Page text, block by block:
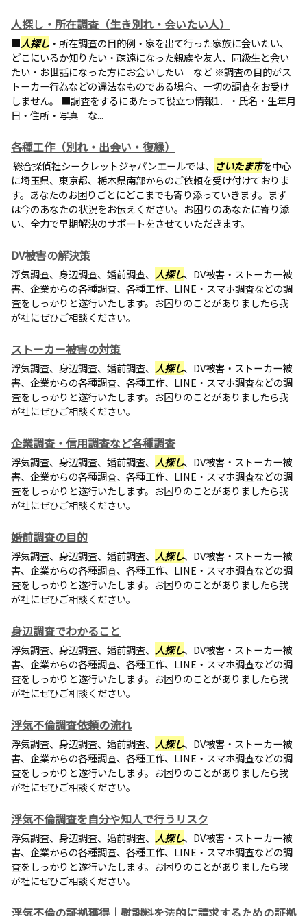
人探し・所在調査（生き別れ・会いたい人）
■人探し ・所在調査の目的例・家を出て行った家族に会いたい、
どこにいるか知りたい・疎遠になった親族や友人、同級生と会い
たい・お世話になった方にお会いしたい など ※調査の目的がス
トーカー行為などの違法なものである場合、一切の調査をお受け
しません。 ■調査をするにあたって役立つ情報1．・氏名・生年月
日・住所・写真 な...
各種工作（別れ・出会い・復縁）
総合探偵社シークレットジャパンエールでは、 さいたま市を中心
に埼玉県、東京都、栃木県南部からのご依頼を受け付けておりま
す。あなたのお困りごとにどこまでも寄り添っていきます。まず
は今のあなたの状況をお伝えください。お困りのあなたに寄り添
い、全力で早期解決のサポートをさせていただきます。
DV被害の解決策
浮気調査、身辺調査、婚前調査、 人探し、DV被害・ストーカー被
害、企業からの各種調査、各種工作、LINE・スマホ調査などの調
査をしっかりと遂行いたします。お困りのことがありましたら我
が社にぜひご相談ください。
ストーカー被害の対策
浮気調査、身辺調査、婚前調査、 人探し、DV被害・ストーカー被
害、企業からの各種調査、各種工作、LINE・スマホ調査などの調
査をしっかりと遂行いたします。お困りのことがありましたら我
が社にぜひご相談ください。
企業調査・信用調査など各種調査
浮気調査、身辺調査、婚前調査、 人探し、DV被害・ストーカー被
害、企業からの各種調査、各種工作、LINE・スマホ調査などの調
査をしっかりと遂行いたします。お困りのことがありましたら我
が社にぜひご相談ください。
婚前調査の目的
浮気調査、身辺調査、婚前調査、 人探し、DV被害・ストーカー被
害、企業からの各種調査、各種工作、LINE・スマホ調査などの調
査をしっかりと遂行いたします。お困りのことがありましたら我
が社にぜひご相談ください。
身辺調査でわかること
浮気調査、身辺調査、婚前調査、 人探し、DV被害・ストーカー被
害、企業からの各種調査、各種工作、LINE・スマホ調査などの調
査をしっかりと遂行いたします。お困りのことがありましたら我
が社にぜひご相談ください。
浮気不倫調査依頼の流れ
浮気調査、身辺調査、婚前調査、 人探し、DV被害・ストーカー被
害、企業からの各種調査、各種工作、LINE・スマホ調査などの調
査をしっかりと遂行いたします。お困りのことがありましたら我
が社にぜひご相談ください。
浮気不倫調査を自分や知人で行うリスク
浮気調査、身辺調査、婚前調査、 人探し、DV被害・ストーカー被
害、企業からの各種調査、各種工作、LINE・スマホ調査などの調
査をしっかりと遂行いたします。お困りのことがありましたら我
が社にぜひご相談ください。
浮気不倫の証拠獲得｜慰謝料を法的に請求するための証拠